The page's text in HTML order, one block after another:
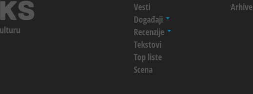
Vesti
Događaji
Recenzije
Tekstovi
Top liste
Scena
Arhive